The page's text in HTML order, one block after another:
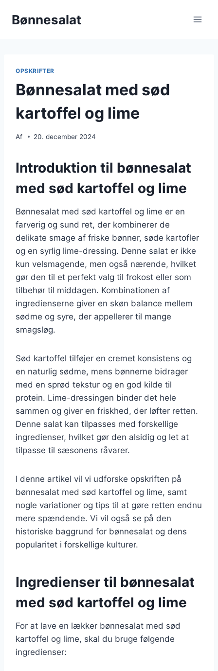
Bønnesalat
OPSKRIFTER
Bønnesalat med sød
kartoffel og lime
Af 20. december 2024
Introduktion til bønnesalat
med sød kartoffel og lime
Bønnesalat med sød kartoffel og lime er en
farverig og sund ret, der kombinerer de
delikate smage af friske bønner, søde kartofler
og en syrlig lime-dressing. Denne salat er ikke
kun velsmagende, men også nærende, hvilket
gør den til et perfekt valg til frokost eller som
tilbehør til middagen. Kombinationen af
ingredienserne giver en skøn balance mellem
sødme og syre, der appellerer til mange
smagsløg.
Sød kartoffel tilføjer en cremet konsistens og
en naturlig sødme, mens bønnerne bidrager
med en sprød tekstur og en god kilde til
protein. Lime-dressingen binder det hele
sammen og giver en friskhed, der løfter retten.
Denne salat kan tilpasses med forskellige
ingredienser, hvilket gør den alsidig og let at
tilpasse til sæsonens råvarer.
I denne artikel vil vi udforske opskriften på
bønnesalat med sød kartoffel og lime, samt
nogle variationer og tips til at gøre retten endnu
mere spændende. Vi vil også se på den
historiske baggrund for bønnesalat og dens
popularitet i forskellige kulturer.
Ingredienser til bønnesalat
med sød kartoffel og lime
For at lave en lækker bønnesalat med sød
kartoffel og lime, skal du bruge følgende
ingredienser: